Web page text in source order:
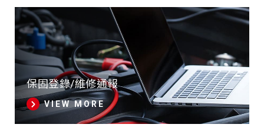
保固登錄/維修通報
VIEW MORE